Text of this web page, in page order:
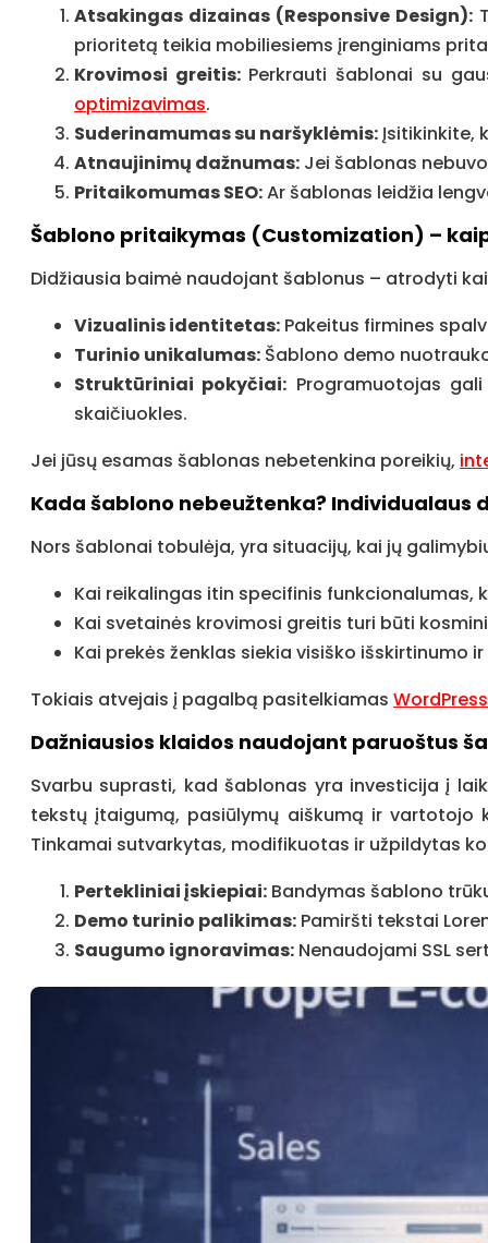
Atsakingas dizainas (Responsive Design):
prioritetą teikia mobiliesiems įrenginiams
Krovimosi greitis:Perkrauti šablonai su
optimizavimas.
Suderinamumas su naršyklėmis:Įsitikinkite,
Atnaujinimų dažnumas: Jei šablonas
Pritaikomumas SEO:Ar šablonas leidžia
Šablono pritaikymas (Customization) –
Didžiausia baimė naudojant šablonus – atrodyti
Vizualinis identitetas: Pakeitus firmines
Turinio unikalumas: Šablono demo
Struktūriniai pokyčiai: Programuotojas
skaičiuokles.
Jei jūsų esamas šablonas nebetenkina poreikių,
Kada šablono nebeužtenka? Individualaus
Nors šablonai tobulėja, yra situacijų, kai jų
Kai reikalingas itin specifinis
Kai svetainės krovimosi greitis turi būti
Kai prekės ženklas siekia visiško išskirtinumo
Tokiais atvejais į pagalbą pasitelkiamas
Dažniausios klaidos naudojant paruoštus
Svarbu suprasti, kad šablonas yra investicija į
tekstų įtaigumą, pasiūlymų aiškumą ir vartotojo
Tinkamai sutvarkytas, modifikuotas ir užpildytas
Pertekliniai įskiepiai: Bandymas šablono
Demo turinio palikimas: Pamiršti tekstai
Saugumo ignoravimas: Nenaudojami SSL